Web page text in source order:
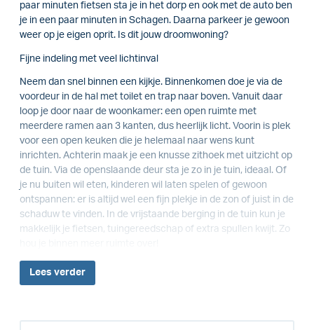
paar minuten fietsen sta je in het dorp en ook met de auto ben
je in een paar minuten in Schagen. Daarna parkeer je gewoon
weer op je eigen oprit. Is dit jouw droomwoning?
Fijne indeling met veel lichtinval
Neem dan snel binnen een kijkje. Binnenkomen doe je via de
voordeur in de hal met toilet en trap naar boven. Vanuit daar
loop je door naar de woonkamer: een open ruimte met
meerdere ramen aan 3 kanten, dus heerlijk licht. Voorin is plek
voor een open keuken die je helemaal naar wens kunt
inrichten. Achterin maak je een knusse zithoek met uitzicht op
de tuin. Via de openslaande deur sta je zo in je tuin, ideaal. Of
je nu buiten wil eten, kinderen wil laten spelen of gewoon
ontspannen: er is altijd wel een fijn plekje in de zon of juist in de
schaduw te vinden. In de vrijstaande berging in de tuin kun je
makkelijk je fietsen, tuingereedschap of extra spullen kwijt. Zo
Lees verder